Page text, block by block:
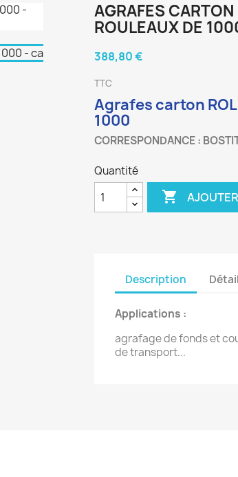
AGRAFES
ROULEAUX DE
388,80 €
TTC
Agrafes carton
1000
CORRESPONDANCE :
Quantité

Description
Applications :
agrafage de fonds et
de transport...